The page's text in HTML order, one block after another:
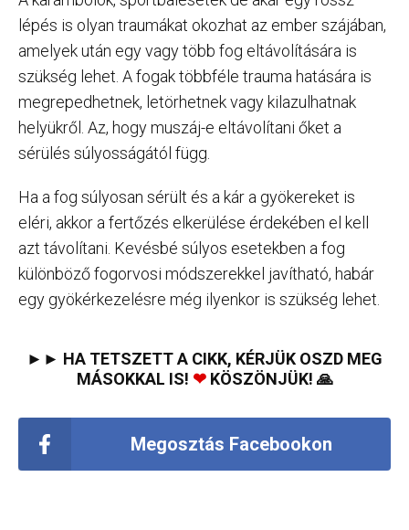
lépés is olyan traumákat okozhat az ember szájában,
amelyek után egy vagy több fog eltávolítására is
szükség lehet. A fogak többféle trauma hatására is
megrepedhetnek, letörhetnek vagy kilazulhatnak
helyükről. Az, hogy muszáj-e eltávolítani őket a
sérülés súlyosságától függ.
Ha a fog súlyosan sérült és a kár a gyökereket is
eléri, akkor a fertőzés elkerülése érdekében el kell
azt távolítani. Kevésbé súlyos esetekben a fog
különböző fogorvosi módszerekkel javítható, habár
egy gyökérkezelésre még ilyenkor is szükség lehet.
►► HA TETSZETT A CIKK, KÉRJÜK OSZD MEG
MÁSOKKAL IS! ❤KÖSZÖNJÜK! 🙏
Megosztás Facebookon